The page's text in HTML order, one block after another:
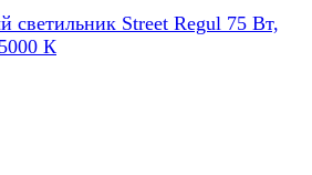
светильник Street Regul 75 Вт,
К